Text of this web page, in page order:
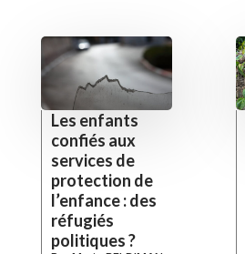
Les enfants
confiés aux
services de
protection de
l’enfance : des
réfugiés
politiques ?